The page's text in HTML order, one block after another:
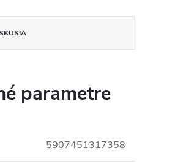
parametre
5907451317358